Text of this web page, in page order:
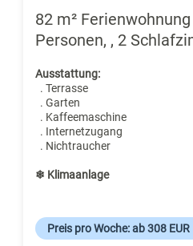
82 m²
Personen, , 2
Ausstattung:
. Terrasse
. Garten
. Kaffeemaschine
. Internetzugang
. Nichtraucher
❄ Klimaanlage
Preis pro Woche: ab 308 EUR